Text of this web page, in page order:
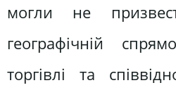
могли не
географічній
торгівлі та